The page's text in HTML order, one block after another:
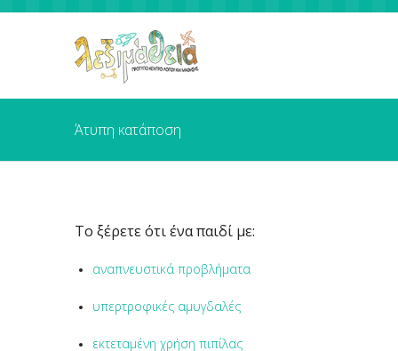
Άτυπη κατάποση
Το ξέρετε ότι ένα παιδί με:
αναπνευστικά προβλήματα
υπερτροφικές αμυγδαλές
εκτεταμένη χρήση πιπίλας